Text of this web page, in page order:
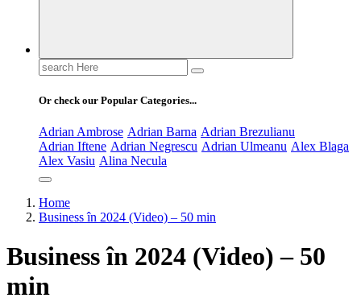
Search
for:
Or check our Popular Categories...
Adrian Ambrose Adrian Barna Adrian Brezulianu
Adrian Iftene Adrian Negrescu Adrian Ulmeanu Alex Blaga
Alex Vasiu Alina Necula
Home
Business în 2024 (Video) – 50 min
Business în 2024 (Video) – 50
min